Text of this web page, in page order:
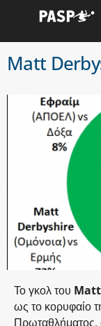
Matt
Το γκολ του
ως το κορυφαίο
Πρωταθλήματος,